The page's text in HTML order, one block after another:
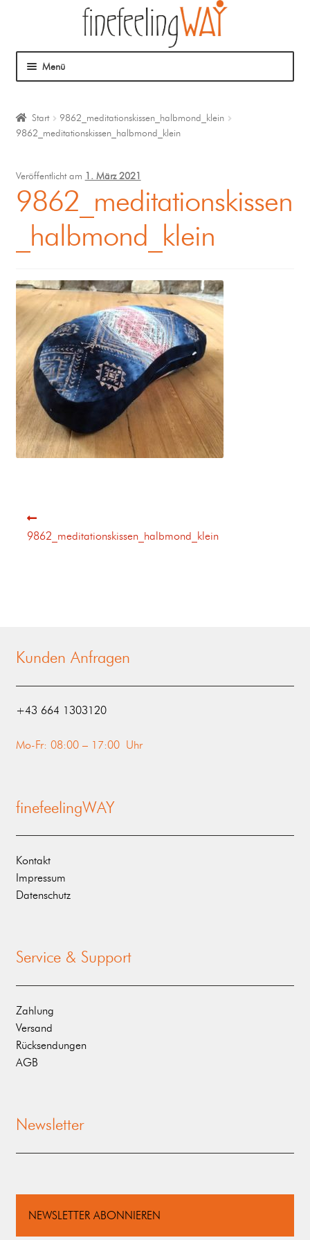
Menü
Mein Angebot
Coaching
Klangmassage
Start
9862_meditationskissen_halbmond_klein
9862_meditationskissen_halbmond_klein
Veröffentlicht am 1. März 2021
9862_meditationskissen
_halbmond_klein
9862_meditationskissen_halbmond_klein
Kunden Anfragen
‭+43 664 1303120‬
Mo-Fr: 08:00 – 17:00 Uhr
finefeelingWAY
Kontakt
Impressum
Datenschutz
Service & Support
Zahlung
Versand
Rücksendungen
AGB
Newsletter
NEWSLETTER ABONNIEREN